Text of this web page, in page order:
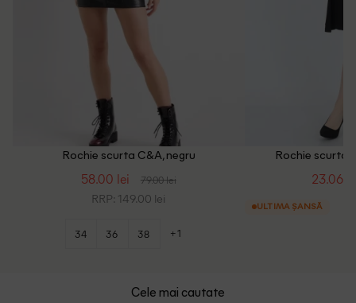
Rochie scurta C&A, negru
58.00 lei 79.00 lei
RRP: 149.00 lei
34 36 38 +1
Rochie scurta
23.06
ULTIMA ȘANSĂ
Cele mai cautate